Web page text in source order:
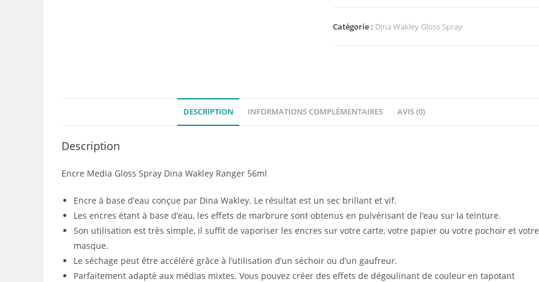
Wakley
Catégorie : Dina Wakley Gloss Spray
DESCRIPTION INFORMATIONS COMPLÉMENTAIRES AVIS (0)
Description
Encre Media Gloss Spray Dina Wakley Ranger 56ml
Encre à base d’eau conçue par Dina Wakley. Le résultat est un sec brillant et vif.
Les encres étant à base d’eau, les effets de marbrure sont obtenus en pulvérisant de l’eau sur la teinture.
Son utilisation est très simple, il suffit de vaporiser les encres sur votre carte, votre papier ou votre pochoir et votre
masque.
Le séchage peut être accéléré grâce à l’utilisation d’un séchoir ou d’un gaufreur.
Parfaitement adapté aux médias mixtes. Vous pouvez créer des effets de dégoulinant de couleur en tapotant